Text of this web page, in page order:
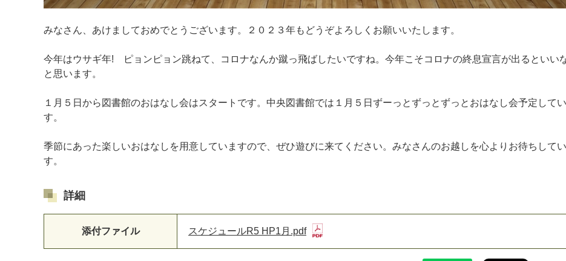
みなさん、あけましておめでとうございます。２０２３年もどうぞよろしくお願いいたします。
今年はウサギ年! ピョンピョン跳ねて、コロナなんか蹴っ飛ばしたいですね。今年こそコロナの終息宣言が出るといい
と思います。
１月５日から図書館のおはなし会はスタートです。中央図書館では１月５日ずーっとずっとずっとおはなし会予定してい
す。
季節にあった楽しいおはなしを用意していますので、ぜひ遊びに来てください。みなさんのお越しを心よりお待ちしてい
す。
詳細
添付ファイル スケジュールR5 HP1月.pdf